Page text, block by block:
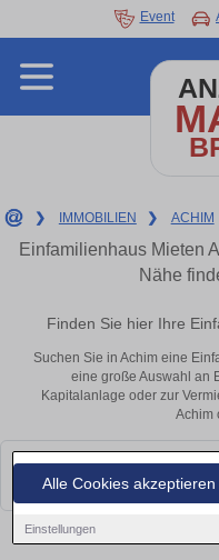
Alle Cookies akzeptieren
Einstellungen
Event
❯ IMMOBILIEN ❯ ACHIM
Einfamilienhaus Mieten
Nähe
Finden Sie hier Ihre
Suchen Sie in Achim eine
eine große Auswahl an
Kapitalanlage oder zur
Achim
Leider konnten wir derzeit
bald wieder vorbei!